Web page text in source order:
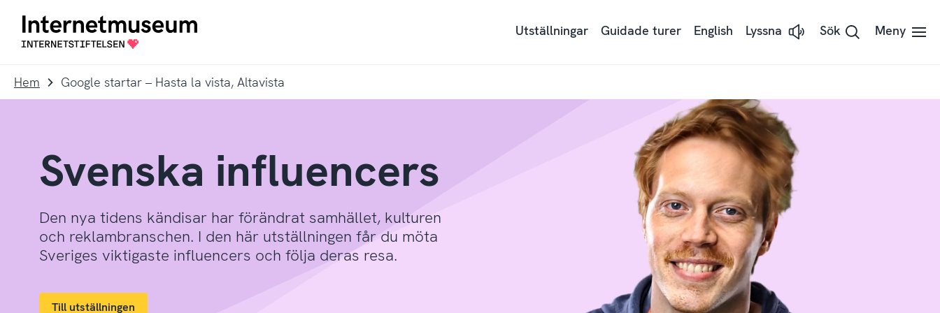
navigation
innehållet
Till
Utställningar Guidade turer English Lyssna
Lyssna
ReadSpeaker
Sök Meny
Hem Google startar – Hasta la vista, Altavista
Svenska influencers
Den nya tidens kändisar har förändrat samhället, kulturen
och reklambranschen. I den här utställningen får du möta
Sveriges viktigaste influencers och följa deras resa.
Till utställningen